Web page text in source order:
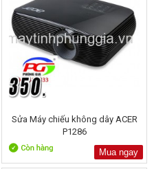
Sửa Máy chiếu không dây ACER
P1286
Mua ngay